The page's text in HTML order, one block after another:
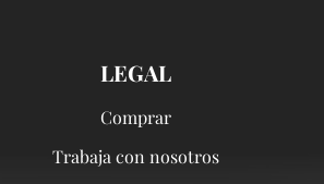
LEGAL
Comprar
Trabaja con nosotros